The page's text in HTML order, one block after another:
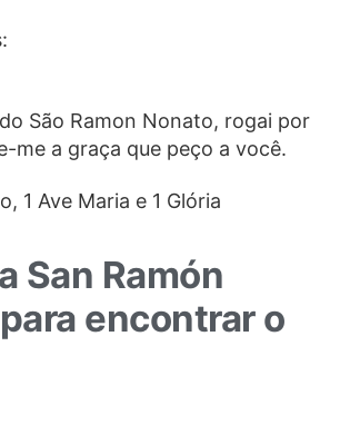
São Ramon Nonato, rogai por
me a graça que peço a você.
1 Ave Maria e 1 Glória
San Ramón
encontrar o